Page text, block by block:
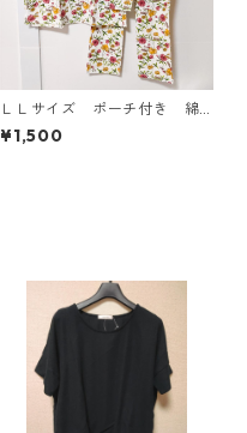
ＬＬサイズ ポーチ付き 綿
１００％ 花柄 トラベルパ
ジャマ ホワイト KAE-4578
¥1,500